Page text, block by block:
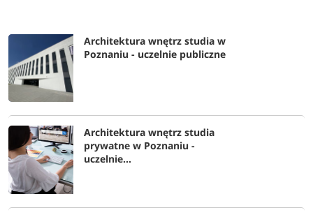
Architektura wnętrz studia w
Poznaniu - uczelnie publiczne
Architektura wnętrz studia
prywatne w Poznaniu -
uczelnie...